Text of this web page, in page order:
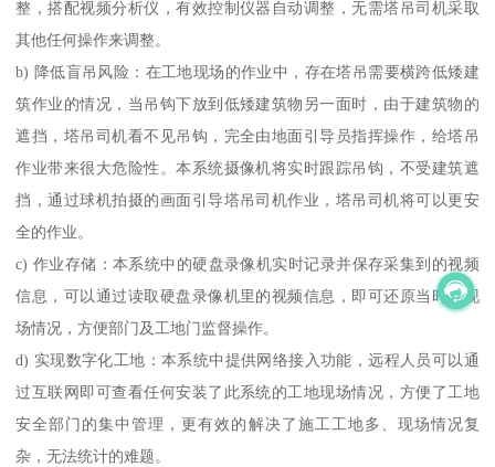
整，搭配视频分析仪，有效控制仪器自动调整，无需塔吊司机采取
其他任何操作来调整。
b) 降低盲吊风险：在工地现场的作业中，存在塔吊需要横跨低矮建
筑作业的情况，当吊钩下放到低矮建筑物另一面时，由于建筑物的
遮挡，塔吊司机看不见吊钩，完全由地面引导员指挥操作，给塔吊
作业带来很大危险性。本系统摄像机将实时跟踪吊钩，不受建筑遮
挡，通过球机拍摄的画面引导塔吊司机作业，塔吊司机将可以更安
全的作业。
c) 作业存储：本系统中的硬盘录像机实时记录并保存采集到的视频
信息，可以通过读取硬盘录像机里的视频信息，即可还原当时的现
场情况，方便部门及工地门监督操作。
d) 实现数字化工地：本系统中提供网络接入功能，远程人员可以通
过互联网即可查看任何安装了此系统的工地现场情况，方便了工地
安全部门的集中管理，更有效的解决了施工工地多、现场情况复
杂，无法统计的难题。